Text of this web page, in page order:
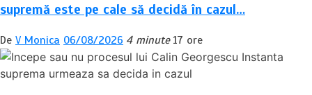
supremă este pe cale să decidă în cazul…
De V Monica 06/08/2026 4 minute 17 ore